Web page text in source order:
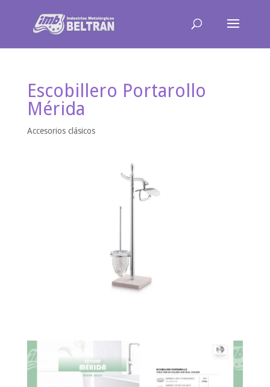
Escobillero Portarollo
Mérida
Accesorios clásicos